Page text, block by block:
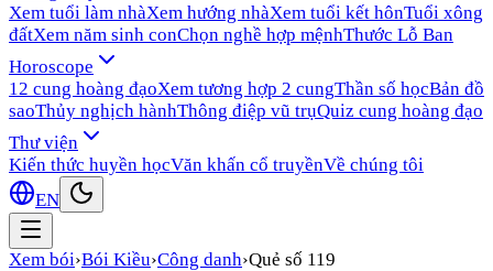
Xem tuổi làm nhàXem hướng nhàXem tuổi kết hônTuổi xông
đấtXem năm sinh conChọn nghề hợp mệnhThước Lỗ Ban
Horoscope
12 cung hoàng đạoXem tương hợp 2 cungThần số họcBản đồ
saoThủy nghịch hànhThông điệp vũ trụQuiz cung hoàng đạo
Thư viện
Kiến thức huyền họcVăn khấn cổ truyềnVề chúng tôi
EN
Xem bói›Bói Kiều›Công danh›Quẻ số 119